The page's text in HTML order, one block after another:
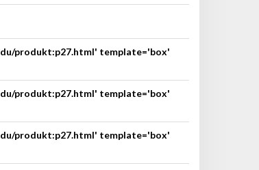
produkt:p27.html' template='box'
produkt:p27.html' template='box'
produkt:p27.html' template='box'